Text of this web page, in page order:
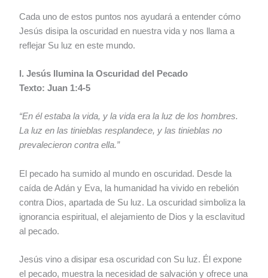
Cada uno de estos puntos nos ayudará a entender cómo
Jesús disipa la oscuridad en nuestra vida y nos llama a
reflejar Su luz en este mundo.
I. Jesús Ilumina la Oscuridad del Pecado
Texto: Juan 1:4-5
“En él estaba la vida, y la vida era la luz de los hombres.
La luz en las tinieblas resplandece, y las tinieblas no
prevalecieron contra ella.”
El pecado ha sumido al mundo en oscuridad. Desde la
caída de Adán y Eva, la humanidad ha vivido en rebelión
contra Dios, apartada de Su luz. La oscuridad simboliza la
ignorancia espiritual, el alejamiento de Dios y la esclavitud
al pecado.
Jesús vino a disipar esa oscuridad con Su luz. Él expone
el pecado, muestra la necesidad de salvación y ofrece una